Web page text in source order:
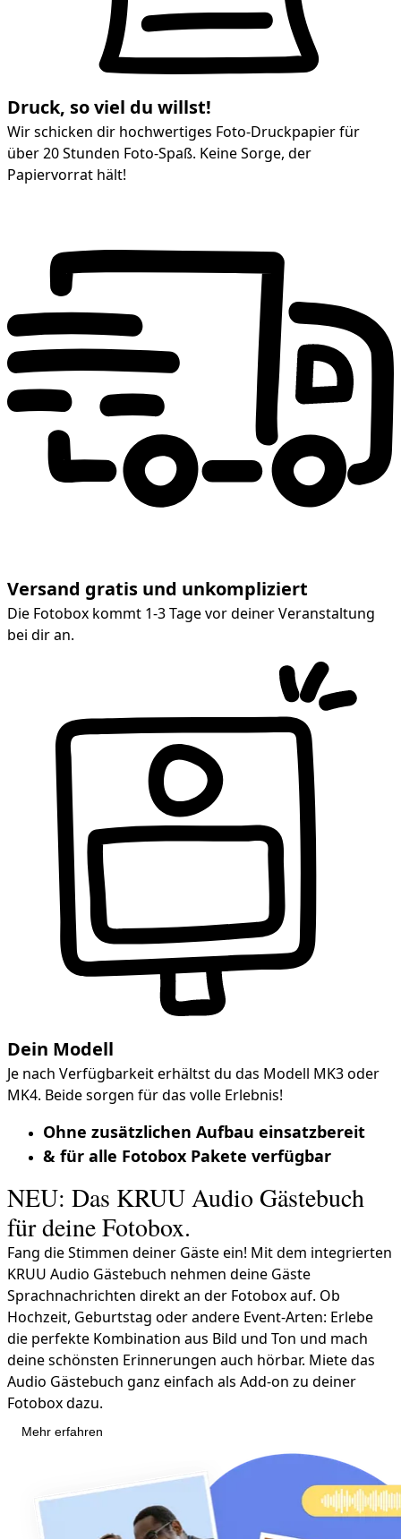
Druck, so viel du willst!
Wir schicken dir hochwertiges Foto-Druckpapier für
über 20 Stunden Foto-Spaß. Keine Sorge, der
Papiervorrat hält!
Versand gratis und unkompliziert
Die Fotobox kommt 1-3 Tage vor deiner Veranstaltung
bei dir an.
Dein Modell
Je nach Verfügbarkeit erhältst du das Modell MK3 oder
MK4. Beide sorgen für das volle Erlebnis!
Ohne zusätzlichen Aufbau einsatzbereit
& für alle Fotobox Pakete verfügbar
NEU: Das KRUU Audio Gästebuch
für deine Fotobox.
Fang die Stimmen deiner Gäste ein! Mit dem integrierten
KRUU Audio Gästebuch nehmen deine Gäste
Sprachnachrichten direkt an der Fotobox auf. Ob
Hochzeit, Geburtstag oder andere Event-Arten: Erlebe
die perfekte Kombination aus Bild und Ton und mach
deine schönsten Erinnerungen auch hörbar. Miete das
Audio Gästebuch ganz einfach als Add-on zu deiner
Fotobox dazu.
Mehr erfahren